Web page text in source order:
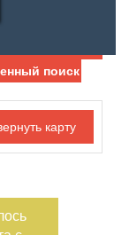
площадь
—
кухни
поиск